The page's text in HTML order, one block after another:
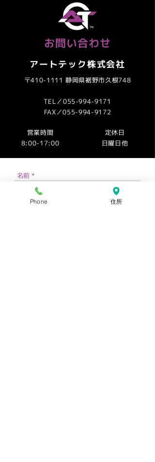
お問い合わせ
​アートテック株式会社
〒410-1111 静岡県裾野市久根748
TEL／055-994-9171
FAX／055-994-9172
営業時間
8:00-17:00
定休日
​日曜日他
名前
Phone 住所